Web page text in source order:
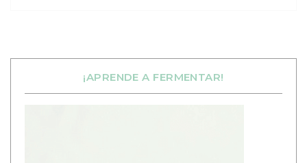
¡APRENDE A FERMENTAR!